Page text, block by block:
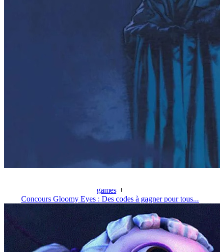
games +
Concours Gloomy Eyes : Des codes à gagner pour tous...